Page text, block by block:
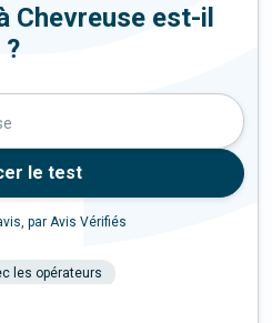
Chevreuse est-il
le test
par Avis Vérifiés
les opérateurs